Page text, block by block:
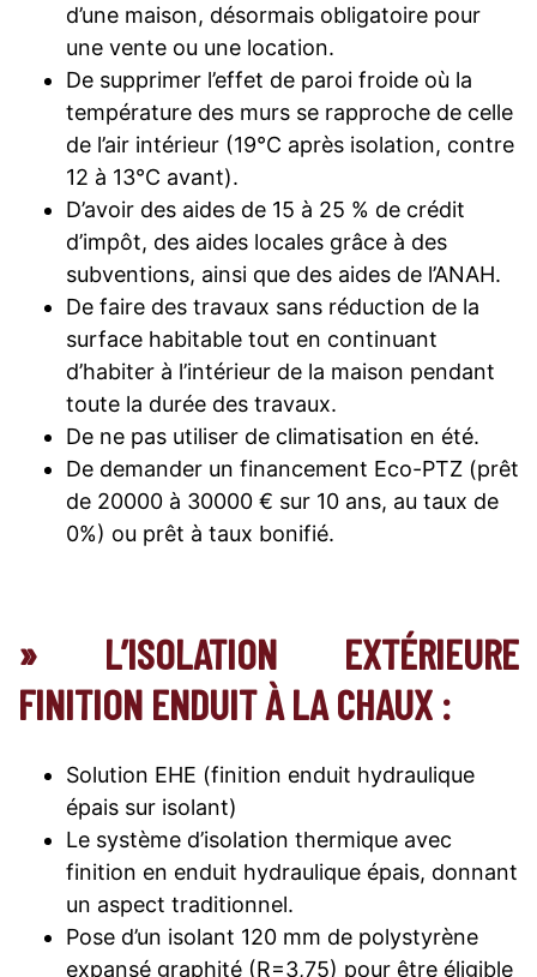
d’une maison, désormais obligatoire pour
une vente ou une location.
De supprimer l’effet de paroi froide où la
température des murs se rapproche de celle
de l’air intérieur (19°C après isolation, contre
12 à 13°C avant).
D’avoir des aides de 15 à 25 % de crédit
d’impôt, des aides locales grâce à des
subventions, ainsi que des aides de l’ANAH.
De faire des travaux sans réduction de la
surface habitable tout en continuant
d’habiter à l’intérieur de la maison pendant
toute la durée des travaux.
De ne pas utiliser de climatisation en été.
De demander un financement Eco-PTZ (prêt
de 20000 à 30000 € sur 10 ans, au taux de
0%) ou prêt à taux bonifié.
» L’ISOLATION EXTÉRIEURE
FINITION ENDUIT À LA CHAUX :
Solution EHE (finition enduit hydraulique
épais sur isolant)
Le système d’isolation thermique avec
finition en enduit hydraulique épais, donnant
un aspect traditionnel.
Pose d’un isolant 120 mm de polystyrène
expansé graphité (R=3,75) pour être éligible